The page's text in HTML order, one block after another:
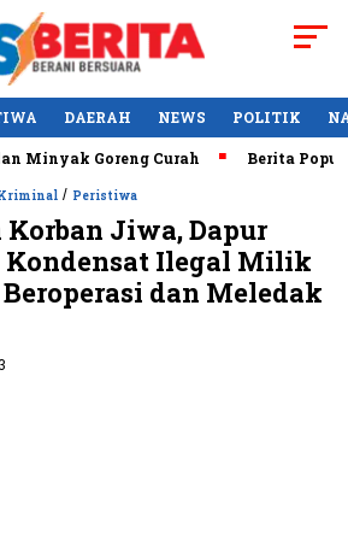
DAERAH NEWS POLITIK
Goreng Curah Berita Populer: Uji
/ Peristiwa
Korban Jiwa, Dapur
Ilegal Milik
dan Meledak